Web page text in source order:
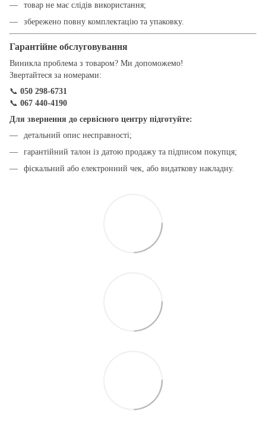
товар не має слідів використання;
збережено повну комплектацію та упаковку.
Гарантійне обслуговування
Виникла проблема з товаром? Ми допоможемо!
Звертайтеся за номерами:
📞 050 298-6731
📞 067 440-4190
Для звернення до сервісного центру підготуйте:
детальний опис несправності;
гарантійний талон із датою продажу та підписом покупця;
фіскальний або електронний чек, або видаткову накладну.